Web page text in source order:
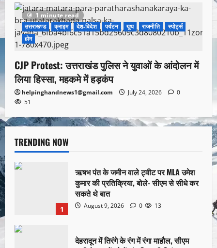
1 minute read
उत्तराखण्ड
क्राइम देश-विदेश पर्यटन यूथ राजनीति
स्पोर्ट्स
होम
CJP Protest: उत्तराखंड पुलिस ने युवाओं के आंदोलन में
लिया हिस्सा, महकमे में हड़कंप
helpinghandnews1@gmail.com July 24, 2026
0
51
TRENDING NOW
1
ऋषभ पंत के जमीन वाले ट्वीट पर MLA उमेश
कुमार की प्रतिक्रिया, बोले- सीएम से सीधे कर
सकते थे बात
August 9, 2026 0 13
देहरादून में तिरंगे के रंग में रंगा माहौल, सीएम